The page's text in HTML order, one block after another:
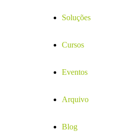
Soluções
Cursos
Eventos
Arquivo
Blog